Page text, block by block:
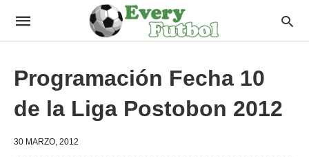
Programación Fecha 10
de la Liga Postobon 2012
30 MARZO, 2012